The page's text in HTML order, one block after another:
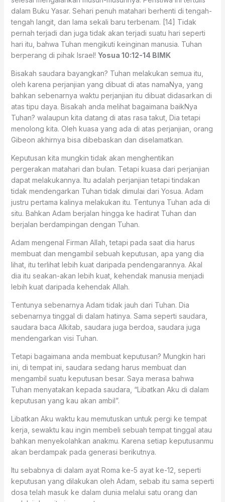
dalam Buku Yasar. Sehari penuh matahari berhenti di tengah-
tengah langit, dan lama sekali baru terbenam. [14] Tidak
pernah terjadi dan juga tidak akan terjadi suatu hari seperti
hari itu, bahwa Tuhan mengikuti keinginan manusia. Tuhan
berperang di pihak Israel! Yosua 10:12-14 BIMK
Bisakah saudara bayangkan? Tuhan melakukan semua itu,
oleh karena perjanjian yang dibuat di atas namaNya, yang
bahkan sebenarnya waktu perjanjian itu dibuat didasarkan di
atas tipu daya. Bisakah anda melihat bagaimana baikNya
Tuhan? walaupun kita datang di atas rasa takut, Dia tetapi
menolong kita. Oleh kuasa yang ada di atas perjanjian, orang
Gibeon akhirnya bisa dibebaskan dan diselamatkan.
Keputusan kita mungkin tidak akan menghentikan
pergerakan matahari dan bulan. Tetapi kuasa dari perjanjian
dapat melakukannya. Itu adalah perjanjian tetapi tindakan
tidak mendengarkan Tuhan tidak dimulai dari Yosua. Adam
justru pertama kalinya melakukan itu. Tentunya Tuhan ada di
situ. Bahkan Adam berjalan hingga ke hadirat Tuhan dan
berjalan berdampingan dengan Tuhan.
Adam mengenal Firman Allah, tetapi pada saat dia harus
membuat dan mengambil sebuah keputusan, apa yang dia
lihat, itu terlihat lebih kuat daripada pendengarannya. Akal
dia itu seakan-akan lebih kuat, kehendak manusia menjadi
lebih kuat daripada kehendak Allah.
Tentunya sebenarnya Adam tidak jauh dari Tuhan. Dia
sebenarnya tinggal di dalam hatinya. Sama seperti saudara,
saudara baca Alkitab, saudara juga berdoa, saudara juga
mendengarkan visi Tuhan.
Tetapi bagaimana anda membuat keputusan? Mungkin hari
ini, di tempat ini, saudara sedang harus membuat dan
mengambil suatu keputusan besar. Saya merasa bahwa
Tuhan menyatakan kepada saudara, “Libatkan Aku di dalam
keputusan yang kau akan ambil”.
Libatkan Aku waktu kau memutuskan untuk pergi ke tempat
kerja, sewaktu kau ingin membeli sebuah tempat tinggal atau
bahkan menyekolahkan anakmu. Karena setiap keputusanmu
akan berdampak pada generasi berikutnya.
Itu sebabnya di dalam ayat Roma ke-5 ayat ke-12, seperti
keputusan yang dilakukan oleh Adam, sebab itu sama seperti
dosa telah masuk ke dalam dunia melalui satu orang dan